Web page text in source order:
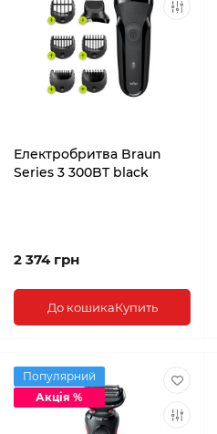
Електробритва Braun
Series 3 300BT black
2 374 грн
До кошикаКупить
Популярний
Акція %